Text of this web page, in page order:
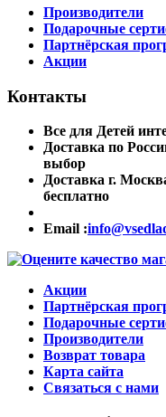
Производители
Подарочные
Партнёрская
Акции
Контакты
Все для Детей
Доставка по
выбор
Доставка г.
бесплатно
Email :
Акции
Партнёрская
Подарочные
Производители
Возврат товара
Карта сайта
Связаться с нами